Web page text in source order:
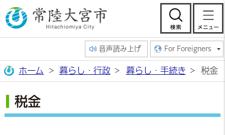
常陸大宮市公
検
音声読み上げ For Foreigners
ホーム 暮らし・行政 暮らし・手続き 税金
税金